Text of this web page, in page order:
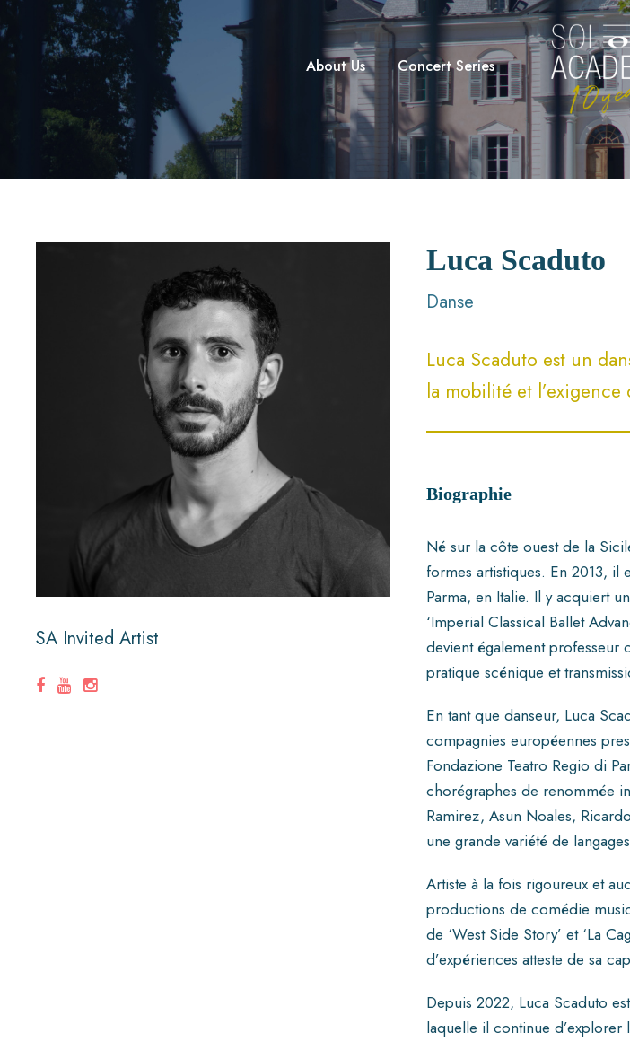
About Us Concert Series
SA Invited Artist
Luca Scaduto
Danse
Luca Scaduto est un
la mobilité et
Biographie
Né sur la côte ouest de la
formes artistiques. En 2013, il
Parma, en Italie. Il y acquiert
‘Imperial Classical Ballet
devient également
pratique scénique et
En tant que danseur, Luca
compagnies européennes
Fondazione Teatro Regio di
chorégraphes de renommée
Ramirez, Asun Noales,
une grande variété de
Artiste à la fois rigoureux et
productions de comédie
de ‘West Side Story’ et ‘La
d’expériences atteste de sa
Depuis 2022, Luca Scaduto
laquelle il continue d’explorer